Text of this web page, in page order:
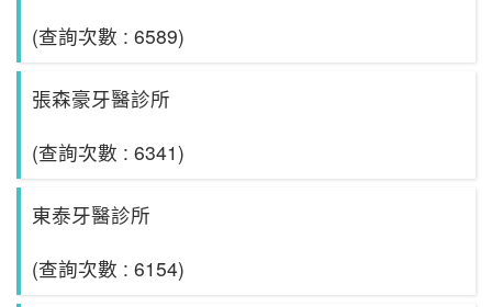
(查詢次數 : 6589)
張森豪牙醫診所
(查詢次數 : 6341)
東泰牙醫診所
(查詢次數 : 6154)